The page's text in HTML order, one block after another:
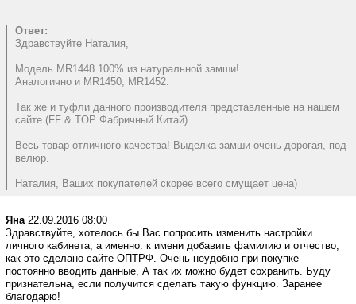
Ответ:
Здравствуйте Наталия,
Модель MR1448 100% из натуральной замши!
Аналогично и MR1450, MR1452.
Так же и туфли данного производителя представленные на нашем
сайте (FF & TOP Фабричный Китай).
Весь товар отличного качества! Выделка замши очень дорогая, под
велюр.
Наталия, Ваших покупателей скорее всего смущает цена)
Яна22.09.2016 08:00
Здравствуйте, хотелось бы Вас попросить изменить настройки
личного кабинета, а именно: к имени добавить фамилию и отчество,
как это сделано сайте ОПТРФ. Очень неудобно при покупке
постоянно вводить данные, А так их можно будет сохранить. Буду
признательна, если получится сделать такую функцию. Заранее
благодарю!